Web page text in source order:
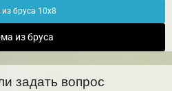
бруса 10х8
из бруса
задать вопрос